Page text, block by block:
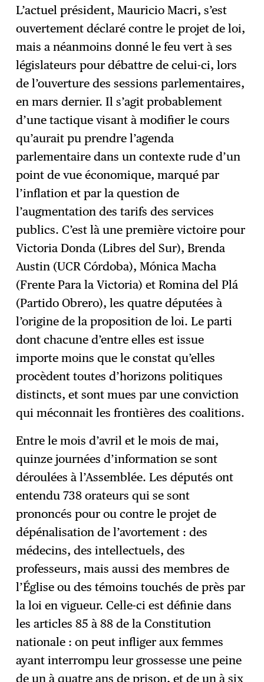
L’actuel président, Mauricio Macri, s’est
ouvertement déclaré contre le projet de loi,
mais a néanmoins donné le feu vert à ses
législateurs pour débattre de celui-ci, lors
de l’ouverture des sessions parlementaires,
en mars dernier. Il s’agit probablement
d’une tactique visant à modifier le cours
qu’aurait pu prendre l’agenda
parlementaire dans un contexte rude d’un
point de vue économique, marqué par
l’inflation et par la question de
l’augmentation des tarifs des services
publics. C’est là une première victoire pour
Victoria Donda (Libres del Sur), Brenda
Austin (UCR Córdoba), Mónica Macha
(Frente Para la Victoria) et Romina del Plá
(Partido Obrero), les quatre députées à
l’origine de la proposition de loi. Le parti
dont chacune d’entre elles est issue
importe moins que le constat qu’elles
procèdent toutes d’horizons politiques
distincts, et sont mues par une conviction
qui méconnait les frontières des coalitions.
Entre le mois d’avril et le mois de mai,
quinze journées d’information se sont
déroulées à l’Assemblée. Les députés ont
entendu 738 orateurs qui se sont
prononcés pour ou contre le projet de
dépénalisation de l’avortement : des
médecins, des intellectuels, des
professeurs, mais aussi des membres de
l’Église ou des témoins touchés de près par
la loi en vigueur. Celle-ci est définie dans
les articles 85 à 88 de la Constitution
nationale : on peut infliger aux femmes
ayant interrompu leur grossesse une peine
de un à quatre ans de prison, et de un à six